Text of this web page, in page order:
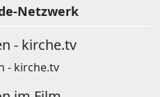
Netzwerk
- kirche.tv